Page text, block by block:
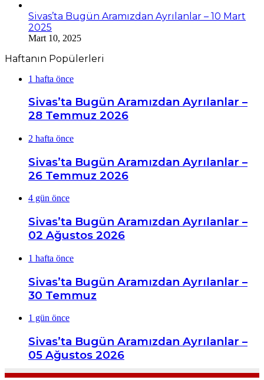
Sivas’ta Bugün Aramızdan Ayrılanlar – 10 Mart
2025
Mart 10, 2025
Haftanın Popülerleri
1 hafta önce
Sivas’ta Bugün Aramızdan Ayrılanlar –
28 Temmuz 2026
2 hafta önce
Sivas’ta Bugün Aramızdan Ayrılanlar –
26 Temmuz 2026
4 gün önce
Sivas’ta Bugün Aramızdan Ayrılanlar –
02 Ağustos 2026
1 hafta önce
Sivas’ta Bugün Aramızdan Ayrılanlar –
30 Temmuz
1 gün önce
Sivas’ta Bugün Aramızdan Ayrılanlar –
05 Ağustos 2026